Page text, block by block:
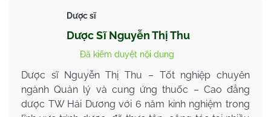
Dược sĩ
Dược Sĩ Nguyễn Thị Thu
Đã kiểm duyệt nội dung
Dược sĩ Nguyễn Thị Thu – Tốt nghiệp chuyên
ngành Quản lý và cung ứng thuốc – Cao đẳng
dược TW Hải Dương với 6 năm kinh nghiệm trong